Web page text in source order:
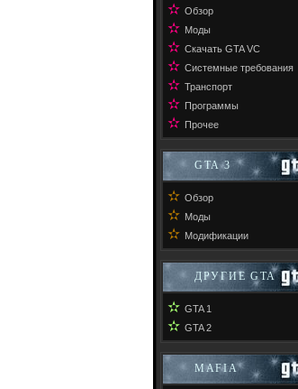
✫ Обзор
✫ Моды
✫ Скачать GTA VC
✫ Системные требования
✫ Транспорт
✫ Программы
✫ Прочее
GTA 3
✫ Обзор
✫ Моды
✫ Модификации
ДРУГИЕ GTA
✫ GTA 1
✫ GTA 2
MAFIA